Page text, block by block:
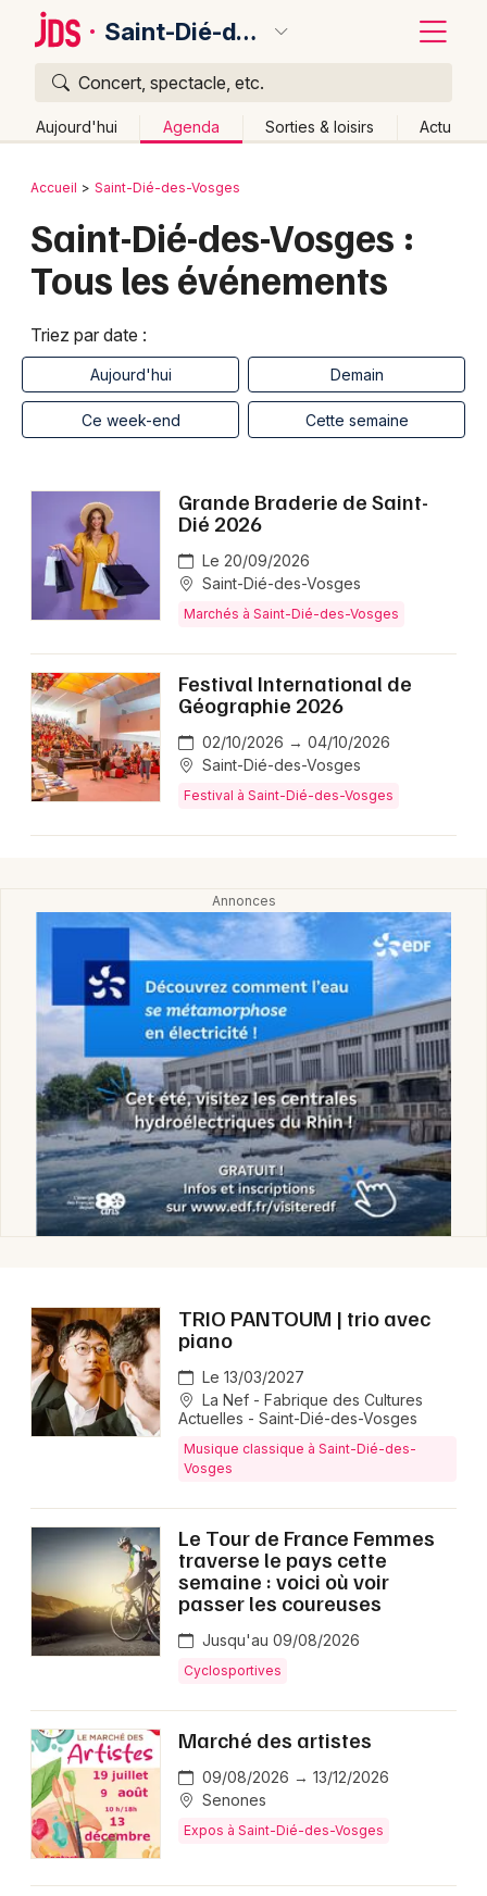
Saint-Dié-des-Vosges
Concert, spectacle, etc.
Aujourd'hui Agenda Sorties & loisirs Actu
Publier un événement
Activité & Expérience
Manifestations
Spectacles
Concerts
Soirées
Sorties famille
Expos
Agenda dans les Vosges
Agenda en Lorraine
Agenda dans le Grand Est
Newsletter des sorties
Artistes en tournée
Actus à Saint-Dié-des-Vosges
88 - Vosges
Choisir mes départements
Mon email
Je m'abonne
Bordeaux
Colmar
Lyon
Marseille
Montpellier
Nantes
Nice
Strasbourg
Toulouse
Toutes les villes
Retour
Accueil Saint-Dié-des-Vosges
Saint-Dié-des-Vosges :
Tous les événements
Triez par date :
Aujourd'hui Demain
Ce week-end Cette semaine
Grande Braderie de Saint-
Dié 2026
Le 20/09/2026
Saint-Dié-des-Vosges
Marchés à Saint-Dié-des-Vosges
Festival International de
Géographie 2026
02/10/2026 → 04/10/2026
Saint-Dié-des-Vosges
Festival à Saint-Dié-des-Vosges
TRIO PANTOUM | trio avec
piano
Le 13/03/2027
La Nef - Fabrique des Cultures
Actuelles - Saint-Dié-des-Vosges
Musique classique à Saint-Dié-des-
Vosges
Le Tour de France Femmes
traverse le pays cette
semaine : voici où voir
passer les coureuses
Jusqu'au 09/08/2026
Cyclosportives
Marché des artistes
09/08/2026 → 13/12/2026
Senones
Expos à Saint-Dié-des-Vosges
Quoi ?
Où ?
Lorraine
Partout Près de moi Changer de lieu
Quand ?
Effacer les dates
Aujourd'hui